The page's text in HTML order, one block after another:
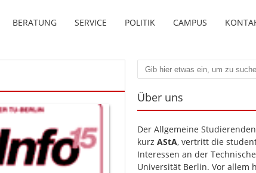
BERATUNG SERVICE POLITIK CAMPUS
Suchen
Über uns
Der Allgemeine
kurz AStA, vertritt die
Interessen an der
Universität Berlin. Vor allem